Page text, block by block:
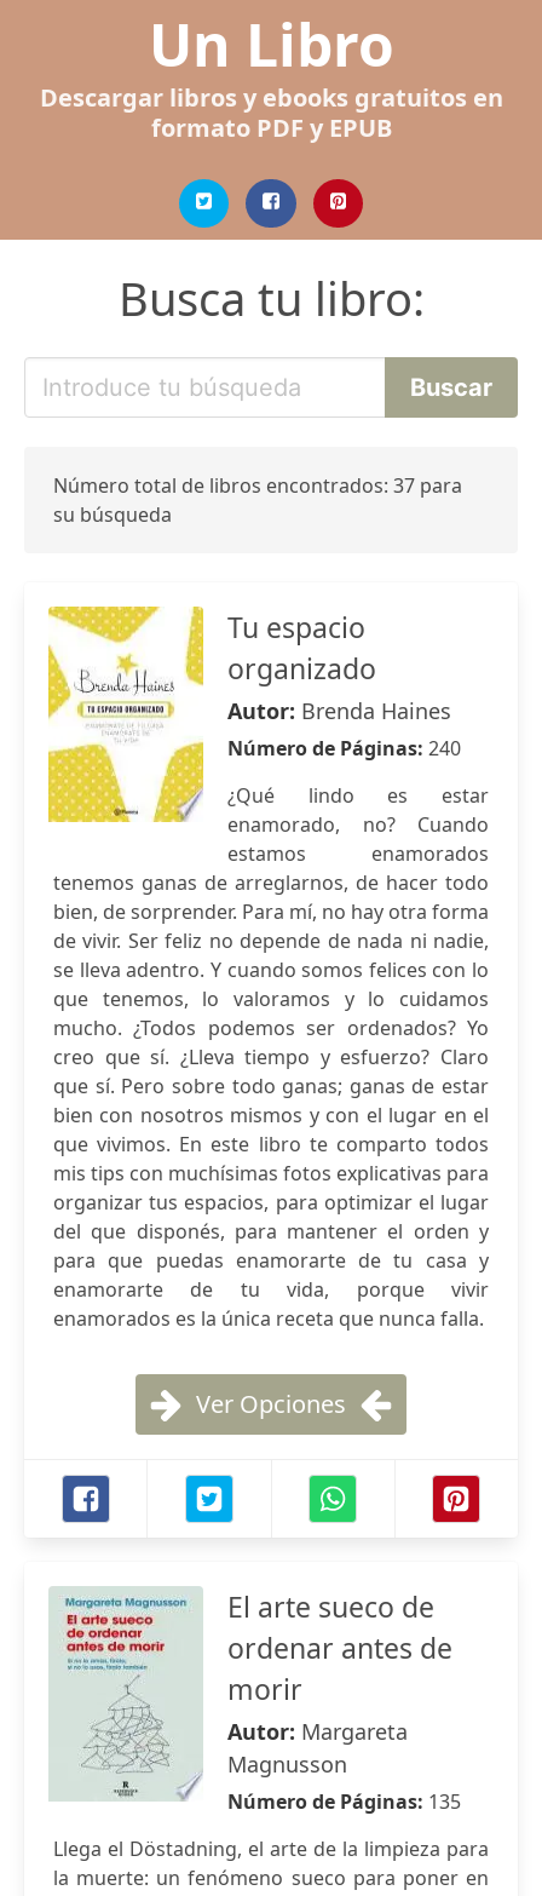
Un Libro
Descargar libros y ebooks gratuitos en
formato PDF y EPUB
Busca tu libro:
Número total de libros encontrados: 37 para
su búsqueda
Tu espacio
organizado
Autor: Brenda Haines
Número de Páginas: 240
¿Qué lindo es estar
enamorado, no? Cuando
estamos enamorados
tenemos ganas de arreglarnos, de hacer todo
bien, de sorprender. Para mí, no hay otra forma
de vivir. Ser feliz no depende de nada ni nadie,
se lleva adentro. Y cuando somos felices con lo
que tenemos, lo valoramos y lo cuidamos
mucho. ¿Todos podemos ser ordenados? Yo
creo que sí. ¿Lleva tiempo y esfuerzo? Claro
que sí. Pero sobre todo ganas; ganas de estar
bien con nosotros mismos y con el lugar en el
que vivimos. En este libro te comparto todos
mis tips con muchísimas fotos explicativas para
organizar tus espacios, para optimizar el lugar
del que disponés, para mantener el orden y
para que puedas enamorarte de tu casa y
enamorarte de tu vida, porque vivir
enamorados es la única receta que nunca falla.
Ver Opciones
El arte sueco de
ordenar antes de
morir
Autor: Margareta
Magnusson
Número de Páginas: 135
Llega el Döstadning, el arte de la limpieza para
la muerte: un fenómeno sueco para poner en